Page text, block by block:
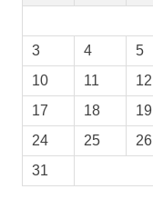
3
4 5
10
11 12
17
18 19
24
25 26
31